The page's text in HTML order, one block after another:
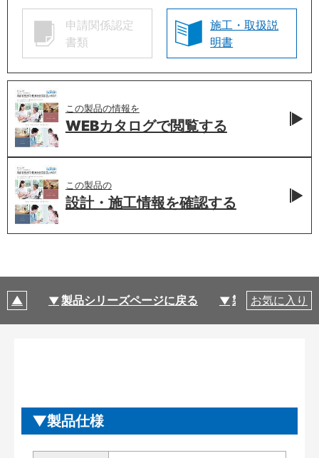
申請関係認定
書類
施工・取扱説
明書
この製品の情報を
WEBカタログで閲覧する
この製品の
設計・施工情報を確認する
製品シリーズページに戻る 製品仕様
お気に入り
製品仕様